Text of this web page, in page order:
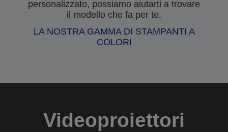
personalizzato, possiamo aiutarti a trovare
il modello che fa per te.
LA NOSTRA GAMMA DI STAMPANTI A
COLORI
Videoproiettori